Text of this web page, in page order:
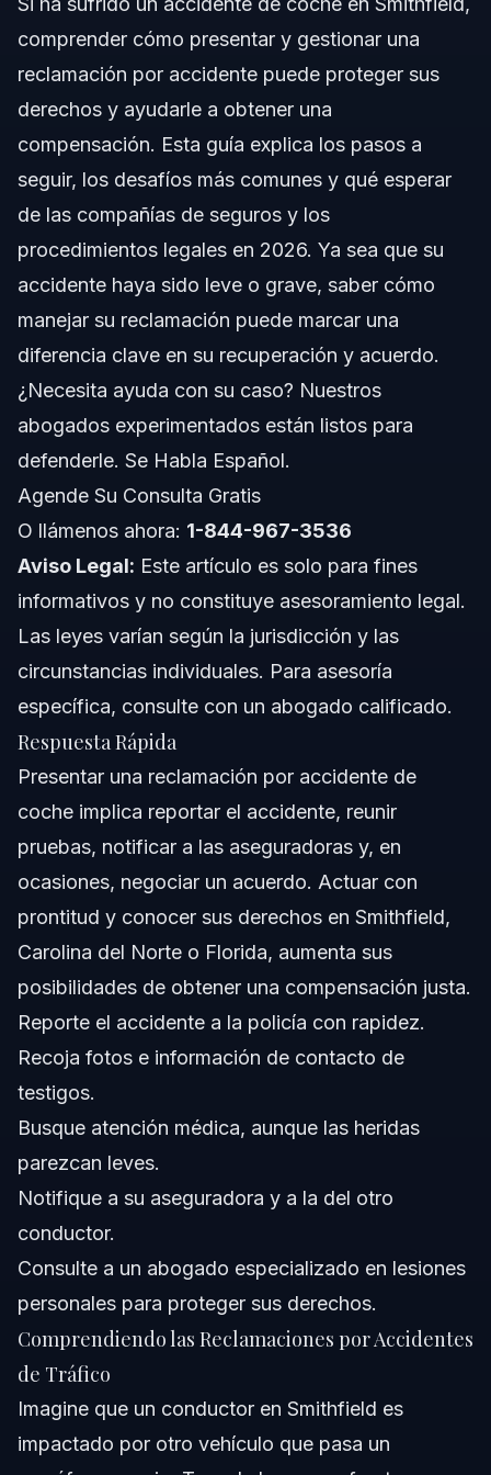
Comprendiendo las Reclamaciones por
Accidentes de Tráfico
Paso a paso: Qué hacer
Lista de documentos o evidencias
Cronología: Qué esperar
Costos y honorarios: Factores que afectan el
precio
Errores comunes y cómo evitarlos
Notas Legales de Carolina del Norte y Florida
Notas sobre Carolina del Norte
Conceptos Generales a Nivel Nacional (varía según
Cuándo llamar a un abogado
Sobre Vasquez Law Firm
Preguntas Frecuentes
¿Cuánto recibiré de un acuerdo de $100,000?
¿Puede un accidente de coche causar estenosis
coche?
¿El seguro de accidentes cubre hernias discales?
¿Cuánto tiempo tengo para reclamar una lesión tras un
otro conductor?
¿Qué sucede después de un accidente que fue su
Fuentes y Referencias
comprender cómo presentar y gestionar una
reclamación por accidente puede proteger sus
derechos y ayudarle a obtener una
compensación. Esta guía explica los pasos a
seguir, los desafíos más comunes y qué esperar
de las compañías de seguros y los
procedimientos legales en 2026. Ya sea que su
accidente haya sido leve o grave, saber cómo
manejar su reclamación puede marcar una
diferencia clave en su recuperación y acuerdo.
¿Necesita ayuda con su caso? Nuestros
abogados experimentados están listos para
defenderle. Se Habla Español.
Agende Su Consulta Gratis
O llámenos ahora: 1-844-967-3536
Aviso Legal: Este artículo es solo para fines
informativos y no constituye asesoramiento legal.
Las leyes varían según la jurisdicción y las
circunstancias individuales. Para asesoría
específica, consulte con un abogado calificado.
Respuesta Rápida
Presentar una reclamación por accidente de
coche implica reportar el accidente, reunir
pruebas, notificar a las aseguradoras y, en
ocasiones, negociar un acuerdo. Actuar con
prontitud y conocer sus derechos en Smithfield,
Carolina del Norte o Florida, aumenta sus
posibilidades de obtener una compensación justa.
Reporte el accidente a la policía con rapidez.
Recoja fotos e información de contacto de
testigos.
Busque atención médica, aunque las heridas
parezcan leves.
Notifique a su aseguradora y a la del otro
conductor.
Consulte a un abogado especializado en lesiones
personales para proteger sus derechos.
Comprendiendo las Reclamaciones por Accidentes
de Tráfico
Imagine que un conductor en Smithfield es
impactado por otro vehículo que pasa un